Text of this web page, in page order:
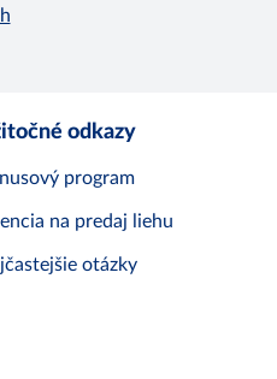
odkazy
program
na predaj liehu
otázky